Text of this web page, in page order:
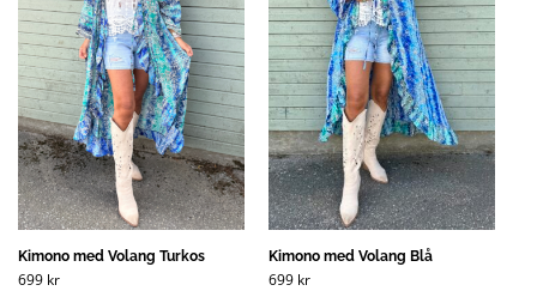
Kimono med Volang Turkos
699 kr
Kimono med Volang Blå
699 kr